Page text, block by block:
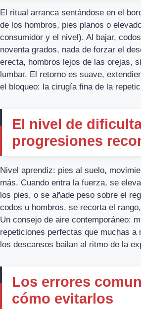
El ritual arranca sentándose en el
de los hombros, pies planos o
consumidor y el nivel). Al bajar,
noventa grados, nada de forzar el
erecta, hombros lejos de las orejas,
lumbar. El retorno es suave,
el bloqueo: la cirugía fina de la
El nivel de
progresiones
Nivel aprendiz: pies al suelo,
más. Cuando entra la fuerza, se
los pies, o se añade peso sobre el
codos u hombros, se recorta el
Un consejo de aire contemporáneo:
repeticiones perfectas que muchas a
los descansos bailan al ritmo de la
Los errores
cómo evitarlos